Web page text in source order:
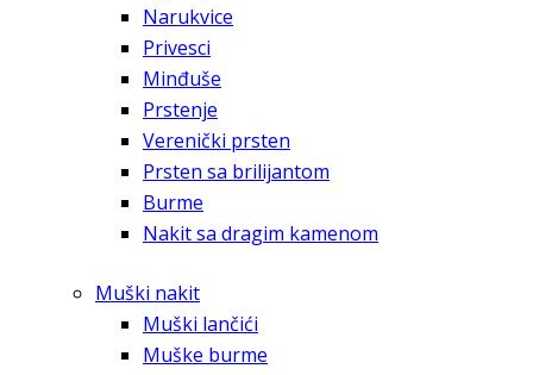
Narukvice
Privesci
Minđuše
Prstenje
Verenički prsten
Prsten sa brilijantom
Burme
Nakit sa dragim kamenom
Muški nakit
Muški lančići
Muške burme